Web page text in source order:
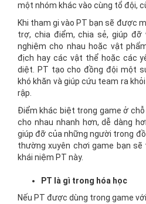
một nhóm khác vào cùng tổ đội,
Khi tham gi vào PT bạn sẽ được
trợ, chia điểm, chia sẻ, giúp đỡ
nghiệm cho nhau hoặc vật
địch hay các vật thể hoặc các
diệt. PT tạo cho đồng đội một
khó khăn và giúp cứu team ra
rập.
Điểm khác biệt trong game ở
cho nhau nhanh hơn, dễ dàng
giúp đỡ của những người trong
thường xuyên chơi game bạn
khái niệm PT này.
PT là gì trong hóa học
Nếu PT được dùng trong game